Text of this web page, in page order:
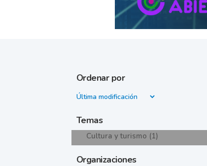
Ordenar por
Temas
Cultura y turismo (1)
Organizaciones